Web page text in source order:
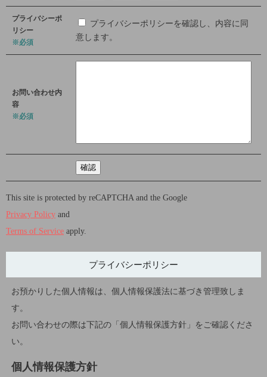
プライバシーポ
リシー
※必須
プライバシーポリシーを確認し、内容に同
意します。
お問い合わせ内
容
※必須
This site is protected by reCAPTCHA and the Google
Privacy Policy and
Terms of Service apply.
プライバシーポリシー
お預かりした個人情報は、個人情報保護法に基づき管理致しま
す。
お問い合わせの際は下記の「個人情報保護方針」をご確認くださ
い。
個人情報保護方針